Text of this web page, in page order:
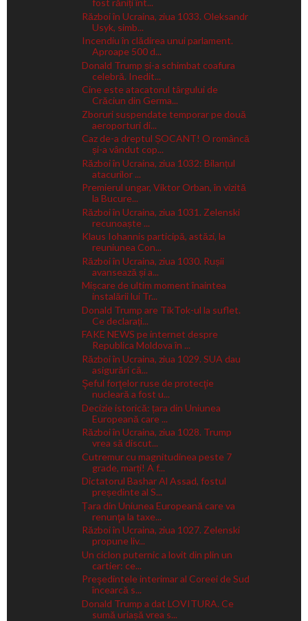
fost răniți înt...
Război în Ucraina, ziua 1033. Oleksandr
Usyk, simb...
Incendiu în clădirea unui parlament.
Aproape 500 d...
Donald Trump și-a schimbat coafura
celebră. Inedit...
Cine este atacatorul târgului de
Crăciun din Germa...
Zboruri suspendate temporar pe două
aeroporturi di...
Caz de-a dreptul ȘOCANT! O româncă
și-a vândut cop...
Război în Ucraina, ziua 1032: Bilanțul
atacurilor ...
Premierul ungar, Viktor Orban, în vizită
la Bucure...
Război în Ucraina, ziua 1031. Zelenski
recunoaște ...
Klaus Iohannis participă, astăzi, la
reuniunea Con...
Război în Ucraina, ziua 1030. Rușii
avansează și a...
Mișcare de ultim moment înaintea
instalării lui Tr...
Donald Trump are TikTok-ul la suflet.
Ce declarați...
FAKE NEWS pe internet despre
Republica Moldova în ...
Război în Ucraina, ziua 1029. SUA dau
asigurări că...
Şeful forţelor ruse de protecţie
nucleară a fost u...
Decizie istorică: țara din Uniunea
Europeană care ...
Război în Ucraina, ziua 1028. Trump
vrea să discut...
Cutremur cu magnitudinea peste 7
grade, marți! A f...
Dictatorul Bashar Al Assad, fostul
președinte al S...
Țara din Uniunea Europeană care va
renunţa la taxe...
Război în Ucraina, ziua 1027. Zelenski
propune liv...
Un ciclon puternic a lovit din plin un
cartier: ce...
Preşedintele interimar al Coreei de Sud
încearcă s...
Donald Trump a dat LOVITURA. Ce
sumă uriașă vrea s...